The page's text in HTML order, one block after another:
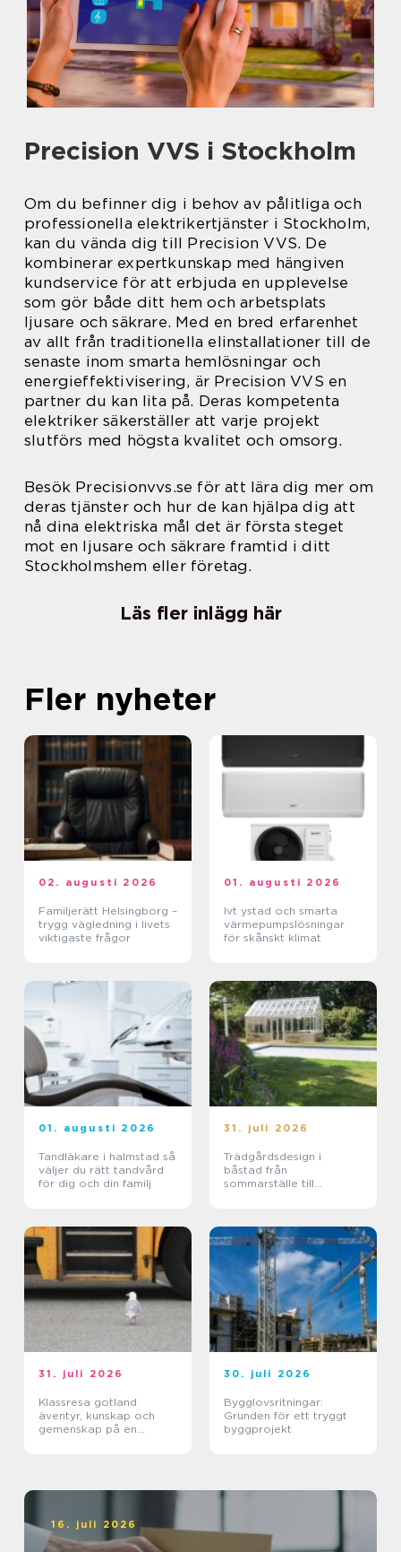
Precision VVS i Stockholm
Om du befinner dig i behov av pålitliga och
professionella elektrikertjänster i Stockholm,
kan du vända dig till Precision VVS. De
kombinerar expertkunskap med hängiven
kundservice för att erbjuda en upplevelse
som gör både ditt hem och arbetsplats
ljusare och säkrare. Med en bred erfarenhet
av allt från traditionella elinstallationer till de
senaste inom smarta hemlösningar och
energieffektivisering, är Precision VVS en
partner du kan lita på. Deras kompetenta
elektriker säkerställer att varje projekt
slutförs med högsta kvalitet och omsorg.
Besök Precisionvvs.se för att lära dig mer om
deras tjänster och hur de kan hjälpa dig att
nå dina elektriska mål det är första steget
mot en ljusare och säkrare framtid i ditt
Stockholmshem eller företag.
Läs fler inlägg här
Fler nyheter
02. augusti 2026
Familjerätt Helsingborg –
trygg vägledning i livets
viktigaste frågor
01. augusti 2026
Ivt ystad och smarta
värmepumpslösningar
för skånskt klimat
01. augusti 2026
Tandläkare i halmstad så
väljer du rätt tandvård
för dig och din familj
31. juli 2026
Trädgårdsdesign i
båstad från
sommarställe till
31. juli 2026
Klassresa gotland
äventyr, kunskap och
gemenskap på en
30. juli 2026
Bygglovsritningar:
Grunden för ett tryggt
byggprojekt
16. juli 2026